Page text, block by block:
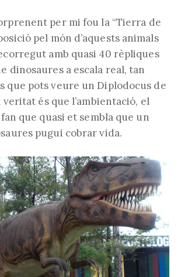
per mi fou la “Tierra de
pel món d’aquests animals
amb quasi 40 rèpliques
dinosaures a escala real, tan
que pots veure un Diplodocus de
veritat és que l’ambientació, el
que quasi et sembla que un
pugui cobrar vida.